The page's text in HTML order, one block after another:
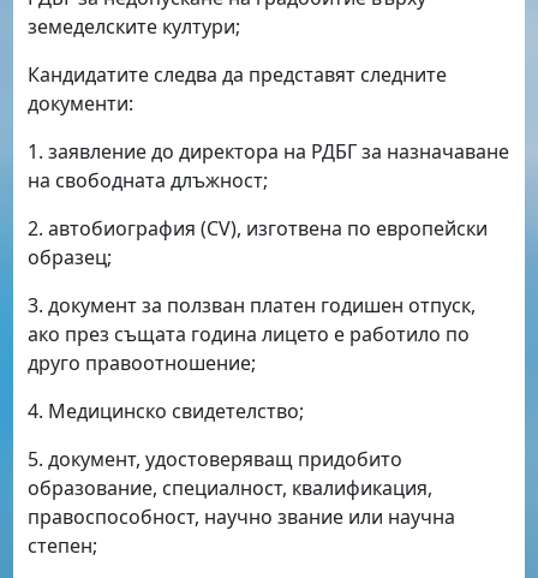
земеделските култури;
Кандидатите следва да представят следните
документи:
1. заявление до директора на РДБГ за назначаване
на свободната длъжност;
2. автобиография (CV), изготвена по европейски
образец;
3. документ за ползван платен годишен отпуск,
ако през същата година лицето е работило по
друго правоотношение;
4. Медицинско свидетелство;
5. документ, удостоверяващ придобито
образование, специалност, квалификация,
правоспособност, научно звание или научна
степен;